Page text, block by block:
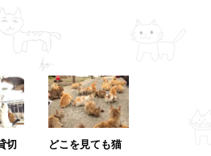
切
どこを見ても猫